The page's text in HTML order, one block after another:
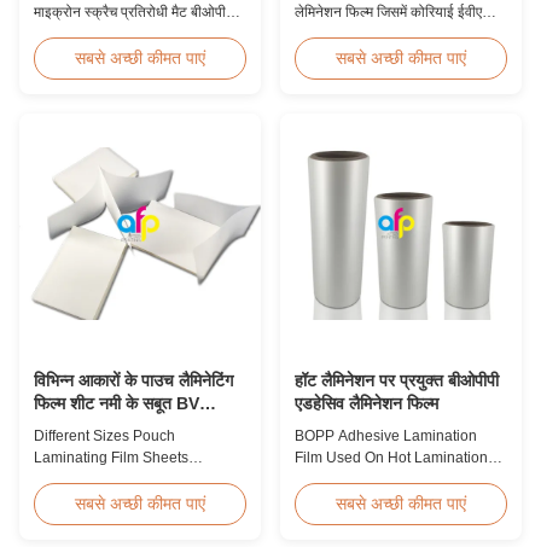
माइक्रोन स्क्रैच प्रतिरोधी मैट बीओपीपी
1920 मिमी तक कस्टम चौड़ाई, ≥3H
पेंसिल कठोरता, बेहतर घर्षण प्रतिरोध के
सबसे अच्छी कीमत पाएं
लेमिनेशन फिल्म जिसमें कोरियाई ईवीए
चौड़ाई, उच्च तन्यता ताकत ≥150 एमपीए,
क्रिस्टल स्पष्ट पारदर्शिता के साथ
सबसे अच्छी कीमत पाएं
विभिन्न आकारों के पाउच लैमिनेटिंग
फिल्म शीट नमी के सबूत BV
प्रमाणन
Different Sizes Pouch
Laminating Film Sheets
Customized Different Sizes /
Thickness Laminating Pouches,
सबसे अच्छी कीमत पाएं
हॉट लैमिनेशन पर प्रयुक्त बीओपीपी
एडहेसिव लैमिनेशन फिल्म
BOPP Adhesive Lamination
Film Used On Hot Lamination
suitable for various printing
methods, particularly offset
सबसे अच्छी कीमत पाएं